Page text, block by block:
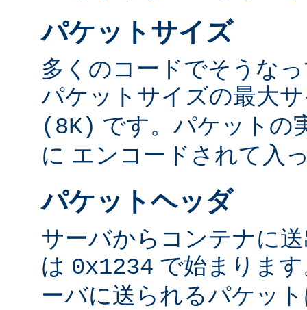
パケットサイズ
多くのコードでそうな
パケットサイズの最大
(8K) です。パケットの
に エンコードされて入
パケットヘッダ
サーバからコンテナに
は 0x1234 で始まりま
ーバに送られるパケッ